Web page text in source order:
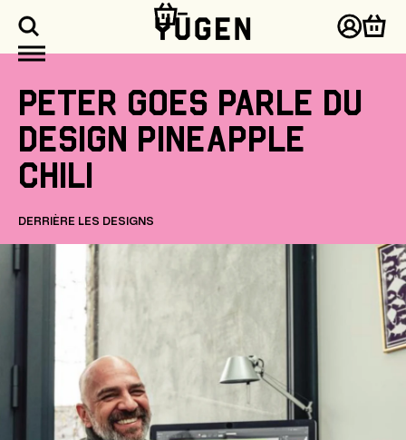
Peter Goes parle du
design Pineapple
Chili
DERRIÈRE LES DESIGNS